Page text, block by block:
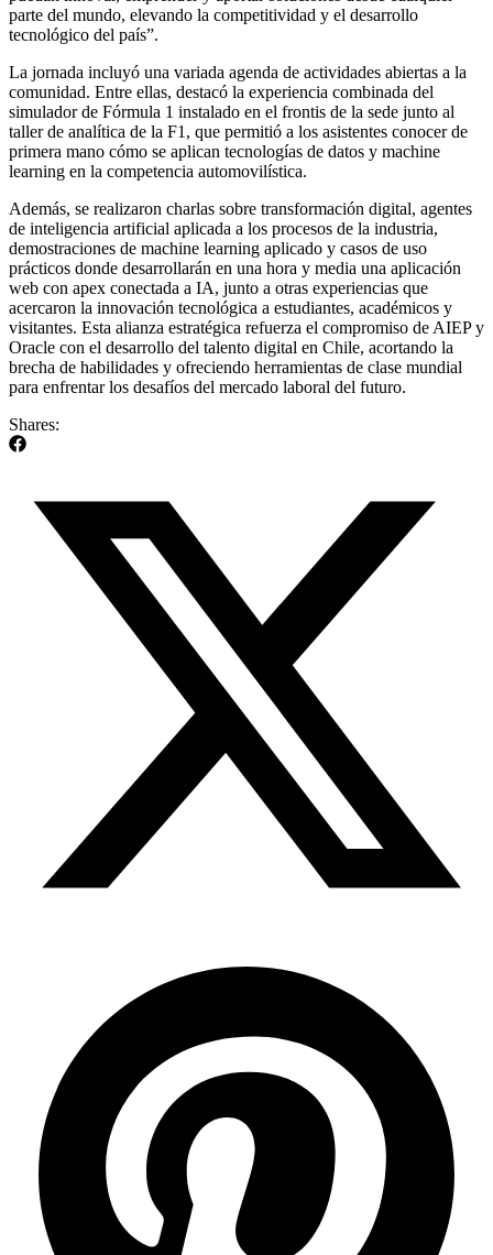
parte del mundo, elevando la competitividad y el desarrollo
tecnológico del país”.
La jornada incluyó una variada agenda de actividades abiertas a la
comunidad. Entre ellas, destacó la experiencia combinada del
simulador de Fórmula 1 instalado en el frontis de la sede junto al
taller de analítica de la F1, que permitió a los asistentes conocer de
primera mano cómo se aplican tecnologías de datos y machine
learning en la competencia automovilística.
Además, se realizaron charlas sobre transformación digital, agentes
de inteligencia artificial aplicada a los procesos de la industria,
demostraciones de machine learning aplicado y casos de uso
prácticos donde desarrollarán en una hora y media una aplicación
web con apex conectada a IA, junto a otras experiencias que
acercaron la innovación tecnológica a estudiantes, académicos y
visitantes. Esta alianza estratégica refuerza el compromiso de AIEP y
Oracle con el desarrollo del talento digital en Chile, acortando la
brecha de habilidades y ofreciendo herramientas de clase mundial
para enfrentar los desafíos del mercado laboral del futuro.
Shares: